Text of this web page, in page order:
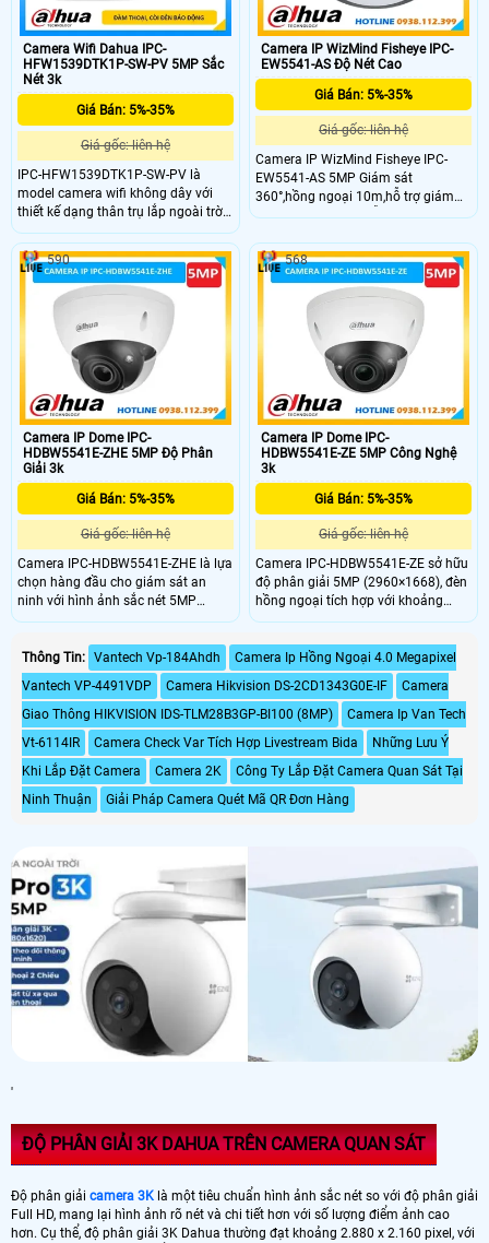
Camera Wifi Dahua IPC-
HFW1539DTK1P-SW-PV 5MP Sắc
Nét 3k
Giá Bán: 5%-35%
Giá gốc: liên hệ
IPC-HFW1539DTK1P-SW-PV là
model camera wifi không dây với
thiết kế dạng thân trụ lắp ngoài trời
giúp ghi hình sắc nét độ phân giải
5MP, hỗ trợ Wi-Fi6 (2.4GHZ) &
Bluetooth kết nối nhanh hơn.
Camera mang trong mình những
tính năng hiện đại như đàm thoại 2
chiều, phát hiện con người/phương
tiện, công nghệ ánh sáng kép thông
minh và báo động chủ động nháy
đèn, còi hú
Camera IP WizMind Fisheye IPC-
EW5541-AS Độ Nét Cao
Giá Bán: 5%-35%
Giá gốc: liên hệ
Camera IP WizMind Fisheye IPC-
EW5541-AS 5MP Giám sát
360°,hồng ngoại 10m,hỗ trợ giám
sát xâm nhập,dây bẫy,bản đồ nhiệt
thẻ nhớ tối đa 256G,Mic kép tích
hợp.SMART H.264 +/H.265+,mã
hóa linh hoạt,phát hiện chuyển
động,giả mạo video,thay đổi
cảnh,phát hiện âm thanh,mic tích
hợp.Chống ngược sáng 120dB
WDR,3D DNR,HLC,BLC,độ nét hình
Camera IP Dome IPC-
HDBW5541E-ZHE 5MP Độ Phân
Giải 3k
Giá Bán: 5%-35%
Giá gốc: liên hệ
Camera IPC-HDBW5541E-ZHE là lựa
chọn hàng đầu cho giám sát an
ninh với hình ảnh sắc nét 5MP
(2960×1668) @25/30fps, đèn hồng
chiếu sáng lên đến 40m, ống kính có
thể thay đổi tiêu cự đảm bảo quan
sát rõ ràng cả ngày lẫn đêm.
590
Camera IP Dome IPC-
HDBW5541E-ZE 5MP Công Nghệ
3k
Giá Bán: 5%-35%
Giá gốc: liên hệ
Camera IPC-HDBW5541E-ZE sở hữu
độ phân giải 5MP (2960×1668), đèn
hồng ngoại tích hợp với khoảng
cách chiếu sáng lên đến 40m, ống
hỗ trợ nhiều tính năng AI như phát
hiện khuôn mặt, nhận diện âm
thanh, phát hiện vật thể và đếm
người, đáp ứng nhu cầu giám sát đa
dạng.
568
Thông Tin: Vantech Vp-184Ahdh
Camera Ip Hồng Ngoại 4.0 Megapixel
Vantech VP-4491VDP
Camera Hikvision DS-2CD1343G0E-IF
Camera
Giao Thông HIKVISION IDS-TLM28B3GP-BI100 (8MP)
Camera Ip Van Tech
Vt-6114IR
Camera Check Var Tích Hợp Livestream Bida
Những Lưu Ý
Khi Lắp Đặt Camera
Camera 2K
Công Ty Lắp Đặt Camera Quan Sát Tại
Ninh Thuận
Giải Pháp Camera Quét Mã QR Đơn Hàng
'
ĐỘ PHÂN GIẢI 3K DAHUA TRÊN CAMERA QUAN SÁT
Độ phân giải camera 3K là một tiêu chuẩn hình ảnh sắc nét so với độ phân giải
Full HD, mang lại hình ảnh rõ nét và chi tiết hơn với số lượng điểm ảnh cao
hơn. Cụ thể, độ phân giải 3K Dahua thường đạt khoảng 2.880 x 2.160 pixel, với